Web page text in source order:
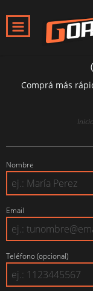
Comprá más
Inicio
Nombre
Email
Teléfono (opcional)